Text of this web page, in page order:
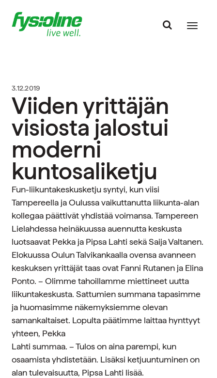
3.12.2019
Viiden yrittäjän
visiosta jalostui
moderni
kuntosaliketju
Fun-liikuntakeskusketju syntyi, kun viisi
Tampereella ja Oulussa vaikuttanutta liikunta-alan
kollegaa päättivät yhdistää voimansa. Tampereen
Lielahdessa heinäkuussa auennutta keskusta
luotsaavat Pekka ja Pipsa Lahti sekä Saija Valtanen.
Elokuussa Oulun Talvikankaalla ovensa avanneen
keskuksen yrittäjät taas ovat Fanni Rutanen ja Elina
Ponto. – Olimme tahoillamme miettineet uutta
liikuntakeskusta. Sattumien summana tapasimme
ja huomasimme näkemyksiemme olevan
samankaltaiset. Lopulta päätimme laittaa hynttyyt
yhteen, Pekka
Lahti summaa. – Tulos on aina parempi, kun
osaamista yhdistetään. Lisäksi ketjuuntuminen on
alan tulevaisuutta, Pipsa Lahti lisää.